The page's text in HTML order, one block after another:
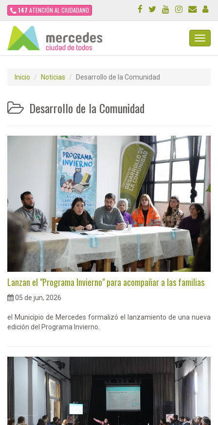
147 ATENCIÓN AL CIUDADANO
Inicio Noticias Desarrollo de la Comunidad
Desarrollo de la Comunidad
Lanzan el "Programa Invierno" para acompañar a las familias
05 de jun, 2026
el Municipio de Mercedes formalizó el lanzamiento de una nueva
edición del Programa Invierno.